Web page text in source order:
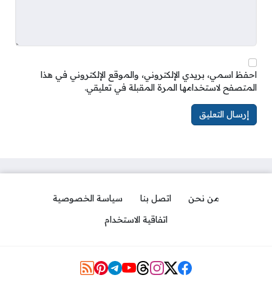
احفظ اسمي، بريدي الإلكتروني، والموقع الإلكتروني في هذا
المتصفح لاستخدامها المرة المقبلة في تعليقي.
من نحن اتصل بنا
سياسة الخصوصية
اتفاقية الاستخدام
Social Links